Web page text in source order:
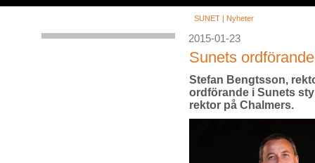
SUNET Nyheter
2015-01-23
Sunets
Stefan Bengtsson,
ordförande i Sunets
rektor på Chalmers.